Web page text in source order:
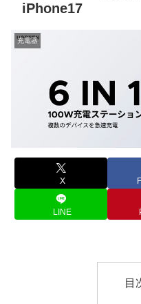
iPhone17
充電器
X
LINE
目